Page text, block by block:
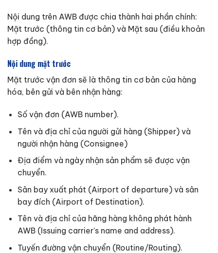
Nội dung trên AWB được chia thành hai phần chính:
Mặt trước (thông tin cơ bản) và Mặt sau (điều khoản
hợp đồng).
Nội dung mặt trước
Mặt trước vận đơn sẽ là thông tin cơ bản của hàng
hóa, bên gửi và bên nhận hàng:
Số vận đơn (AWB number).
Tên và địa chỉ của người gửi hàng (Shipper) và
người nhận hàng (Consignee)
Địa điểm và ngày nhận sản phẩm sẽ được vận
chuyển.
Sân bay xuất phát (Airport of departure) và sân
bay đích (Airport of Destination).
Tên và địa chỉ của hãng hàng không phát hành
AWB (Issuing carrier’s name and address).
Tuyến đường vận chuyển (Routine/Routing).